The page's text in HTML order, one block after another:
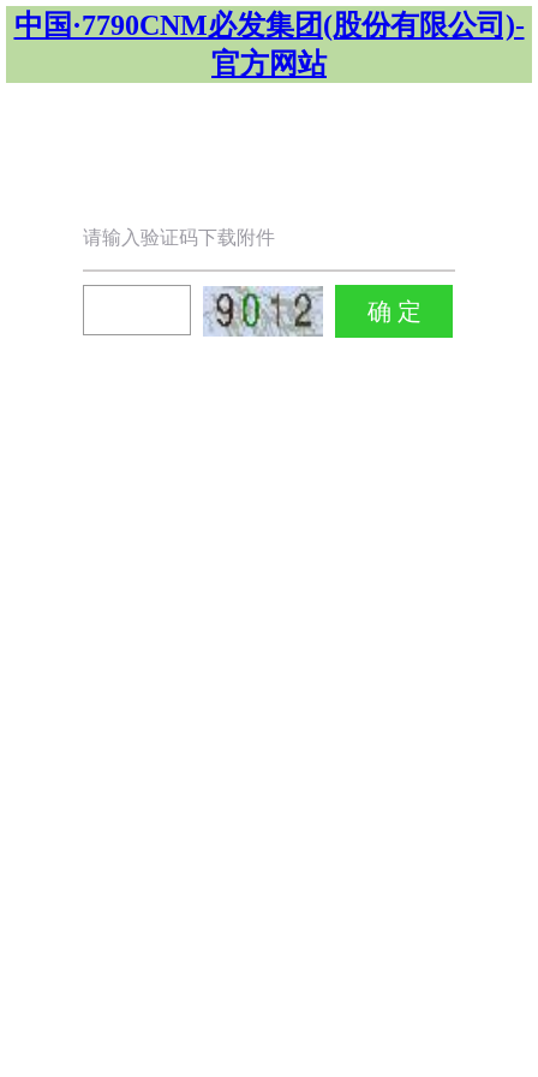
中国·7790CNM必发集团(股份有限公司)-
官方网站
请输入验证码下载附件